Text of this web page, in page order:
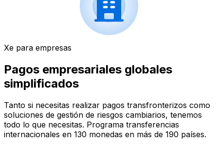
Xe para empresas
Pagos empresariales globales
simplificados
Tanto si necesitas realizar pagos transfronterizos como
soluciones de gestión de riesgos cambiarios, tenemos
todo lo que necesitas. Programa transferencias
internacionales en 130 monedas en más de 190 países.